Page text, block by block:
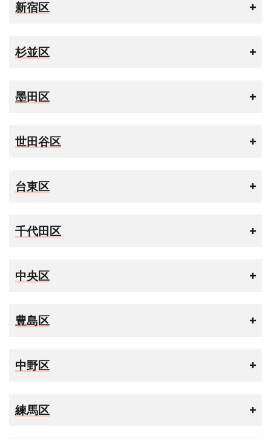
新宿区
杉並区
墨田区
世田谷区
台東区
千代田区
中央区
豊島区
中野区
練馬区